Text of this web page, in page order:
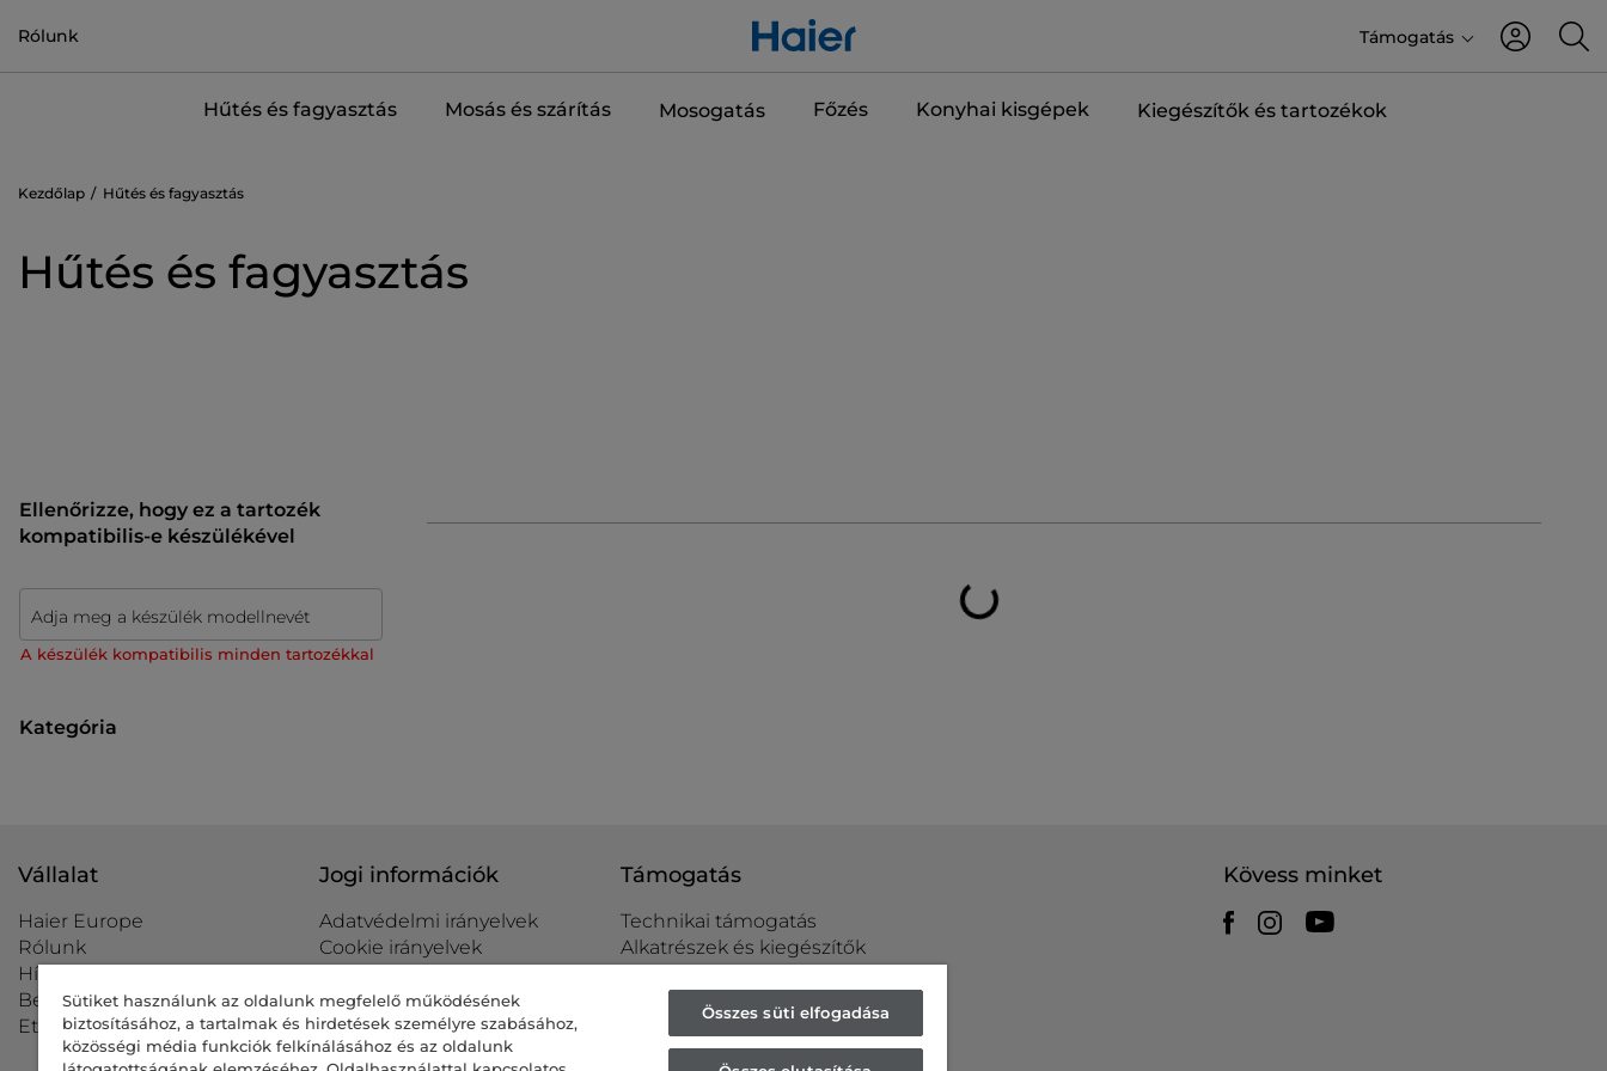
Rólunk Támogatás
Hűtés és fagyasztás Mosás és szárítás Mosogatás Főzés Konyhai kisgépek Kiegészítők és tartozékok
Kezdőlap Hűtés és fagyasztás
Hűtés és fagyasztás
Ellenőrizze, hogy ez a tartozék
kompatibilis-e készülékével
Adja meg a készülék modellnevét
A készülék kompatibilis minden tartozékkal
Kategória
Vállalat
Haier Europe
Rólunk
Hírlevél
Befektetői kapcsolatok
Etikai kódex
Jogi információk
Adatvédelmi irányelvek
Cookie irányelvek
Akadálymentesítési
nyilatkozat
Data Act Policy
Támogatás
Technikai támogatás
Alkatrészek és kiegészítők
Kövess minket
Sütiket használunk az oldalunk megfelelő működésének
biztosításához, a tartalmak és hirdetések személyre szabásához,
közösségi média funkciók felkínálásához és az oldalunk
Összes süti elfogadása